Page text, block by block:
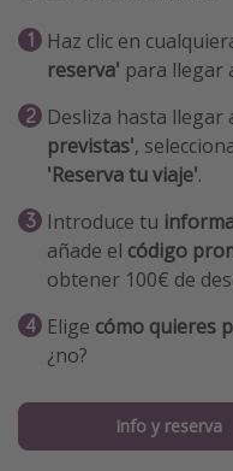
Haz clic en
reserva' para llegar
Desliza hasta llegar
previstas',
'Reserva tu viaje'.
Introduce tu
añade el código
obtener 100€ de
Elige cómo quieres
¿no?
Info y reserva